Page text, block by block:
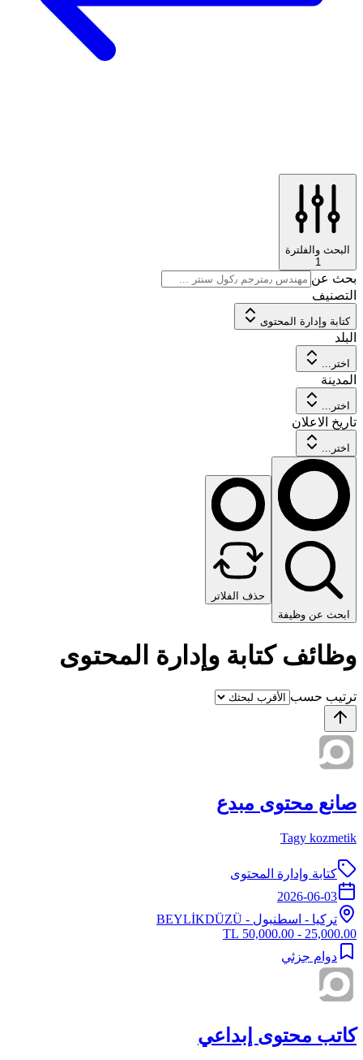
البحث والفلترة
1
بحث عن
التصنيف
كتابة وإدارة المحتوى
البلد
اختر...
المدينة
اختر...
تاريخ الاعلان
اختر...
ابحث عن وظيفة
حذف الفلاتر
وظائف كتابة وإدارة المحتوى
ترتيب حسب
صانع محتوى مبدع
Tagy kozmetik
كتابة وإدارة المحتوى
2026-06-03
تركيا - اسطنبول - BEYLİKDÜZÜ
25,000.00 - 50,000.00 TL
دوام جزئي
كاتب محتوى إبداعي